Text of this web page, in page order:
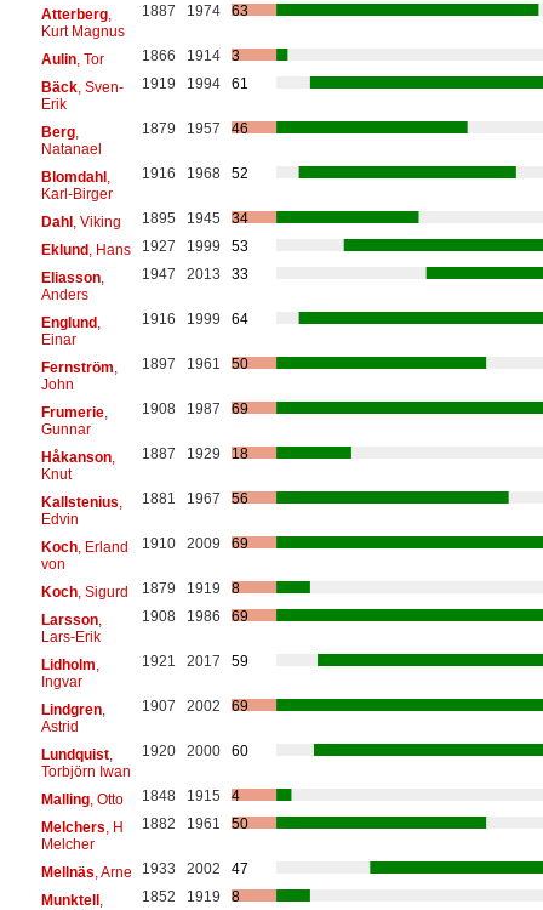
Atterberg,
Kurt Magnus
1887 1974 63
Aulin, Tor 1866 1914
3
Bäck, Sven-
Erik
1919 1994 61
Berg,
Natanael
1879 1957 46
Blomdahl,
Karl-Birger
1916 1968 52
Dahl, Viking 1895 1945
34
Eklund, Hans 1927 1999
53
Eliasson,
Anders
1947 2013 33
Englund,
Einar
1916 1999 64
Fernström
John
1897 1961 50
Frumerie,
Gunnar
1908 1987 69
Håkanson,
Knut
1887 1929 18
Kallstenius
Edvin
1881 1967 56
Koch, Erland
von
1910 2009 69
Koch, Sigurd 1879 1919
8
Larsson,
Lars-Erik
1908 1986 69
Lidholm
Ingvar
1921 2017 59
Lindgren,
Astrid
1907 2002 69
Lundquist,
Torbjörn Iwan
1920 2000 60
Malling, Otto 1848 1915
4
Melchers , H
Melcher
1882 1961 50
Mellnäs , Arne 1933 2002
47
Munktell,
1852 1919 8